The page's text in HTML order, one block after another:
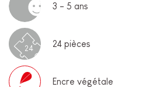
3 - 5 ans
24 24 pièces
Encre végétale